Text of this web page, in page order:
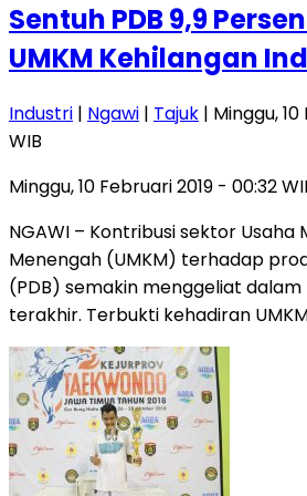
Sentuh PDB 9,9
UMKM Kehilangan
Industri | Ngawi | Tajuk | Minggu,
WIB
Minggu, 10 Februari 2019 - 00:32
NGAWI – Kontribusi sektor Usaha
Menengah (UMKM) terhadap
(PDB) semakin menggeliat
terakhir. Terbukti kehadiran